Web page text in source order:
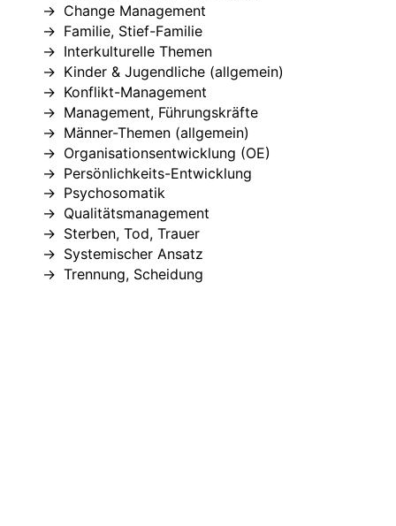
Change Management
Familie, Stief-Familie
Interkulturelle Themen
Kinder & Jugendliche (allgemein)
Konflikt-Management
Management, Führungskräfte
Männer-Themen (allgemein)
Organisationsentwicklung (OE)
Persönlichkeits-Entwicklung
Psychosomatik
Qualitätsmanagement
Sterben, Tod, Trauer
Systemischer Ansatz
Trennung, Scheidung